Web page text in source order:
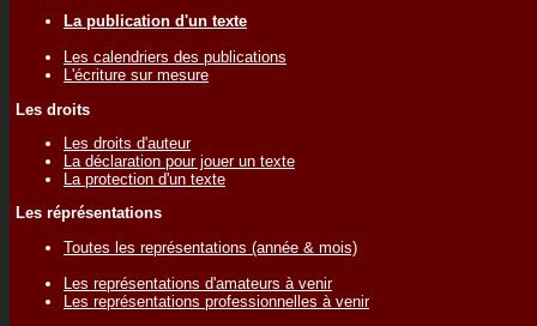
La publication d'un texte
Les calendriers des publications
L'écriture sur mesure
Les droits
Les droits d'auteur
La déclaration pour jouer un texte
La protection d'un texte
Les réprésentations
Toutes les représentations (année & mois)
Les représentations d'amateurs à venir
Les représentations professionnelles à venir